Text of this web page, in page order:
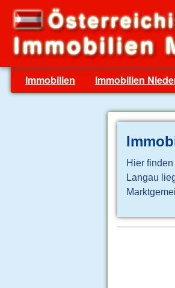
Immobilien Immobilien
Hier
Langau